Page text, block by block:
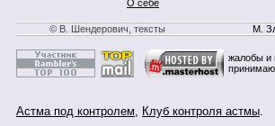
О себе
© В. Шендерович, тексты М.
жалобы и
Астма под контролем, Клуб контроля астмы.